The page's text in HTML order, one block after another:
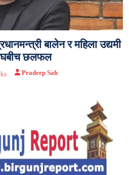
बालेन र महिला उद्यमी
छलफल
Pradeep Sah